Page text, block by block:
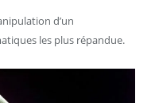
d’un
les plus répandue.